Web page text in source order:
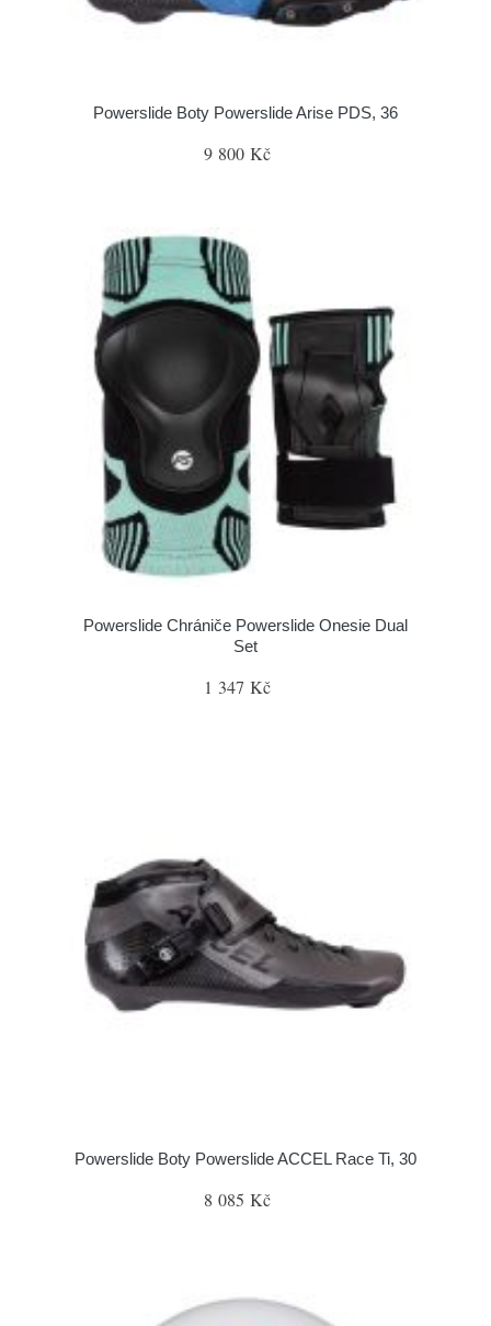
Powerslide Boty Powerslide Arise PDS, 36
9 800 Kč
Powerslide Chrániče Powerslide Onesie Dual
Set
1 347 Kč
Powerslide Boty Powerslide ACCEL Race Ti, 30
8 085 Kč